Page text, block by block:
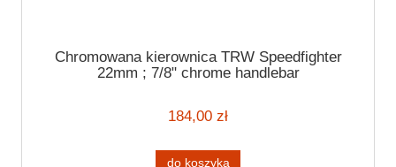
Chromowana kierownica TRW Speedfighter
22mm ; 7/8" chrome handlebar
184,00 zł
do koszyka